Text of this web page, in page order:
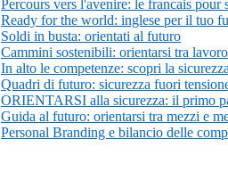
Percours vers l'avenire: le francais pour
Ready for the world: inglese per il tuo
Soldi in busta: orientati al futuro
Cammini sostenibili: orientarsi tra
In alto le competenze: scopri la
Quadri di futuro: sicurezza fuori
ORIENTARSI alla sicurezza: il primo
Guida al futuro: orientarsi tra mezzi e
Personal Branding e bilancio delle